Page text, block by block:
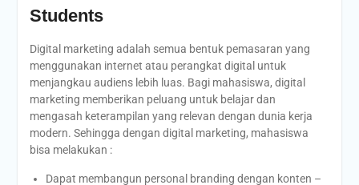
Students
Digital marketing adalah semua bentuk pemasaran yang
menggunakan internet atau perangkat digital untuk
menjangkau audiens lebih luas. Bagi mahasiswa, digital
marketing memberikan peluang untuk belajar dan
mengasah keterampilan yang relevan dengan dunia kerja
modern. Sehingga dengan digital marketing, mahasiswa
bisa melakukan :
Dapat membangun personal branding dengan konten –